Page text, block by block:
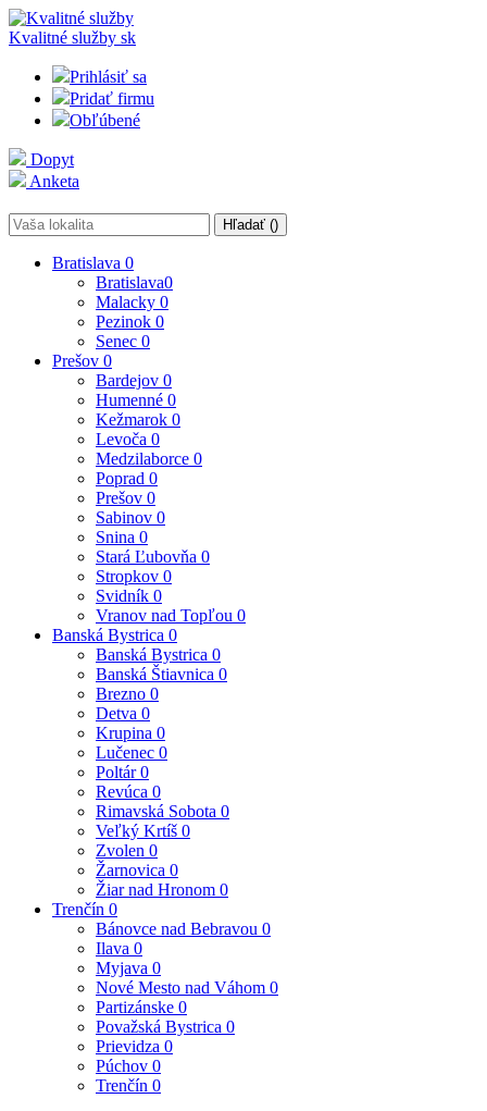
Kvalitné služby sk
Prihlásiť sa
Pridať firmu
Obľúbené
Dopyt
Anketa
Hľadať ()
Bratislava 0
Bratislava0
Malacky 0
Pezinok 0
Senec 0
Prešov 0
Bardejov 0
Humenné 0
Kežmarok 0
Levoča 0
Medzilaborce 0
Poprad 0
Prešov 0
Sabinov 0
Snina 0
Stará Ľubovňa 0
Stropkov 0
Svidník 0
Vranov nad Topľou 0
Banská Bystrica 0
Banská Bystrica 0
Banská Štiavnica 0
Brezno 0
Detva 0
Krupina 0
Lučenec 0
Poltár0
Revúca 0
Rimavská Sobota 0
Veľký Krtíš 0
Zvolen 0
Žarnovica 0
Žiar nad Hronom 0
Trenčín 0
Bánovce nad Bebravou 0
Ilava 0
Myjava 0
Nové Mesto nad Váhom 0
Partizánske 0
Považská Bystrica 0
Prievidza 0
Púchov 0
Trenčín 0